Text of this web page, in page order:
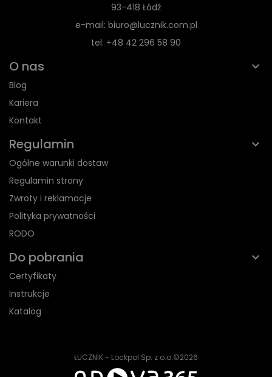
93-418 Łódź
e-mail: biuro@lucznik.com.pl
tel: +48 42 296 58 90
O nas
Blog
Kariera
Kontakt
Regulamin
Ogólne warunki dostaw
Regulamin strony
Zwroty i reklamacje
Polityka prywatności
RODO
Do pobrania
Certyfikaty
Instrukcje
Katalog
ŁUCZNIK - Lockpol Sp. z o.o.©2026